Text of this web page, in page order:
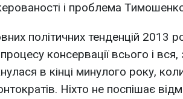
і проблема
політичних тенденцій 2013
консервації всього і вся,
в кінці минулого року,
Ніхто не поспішає